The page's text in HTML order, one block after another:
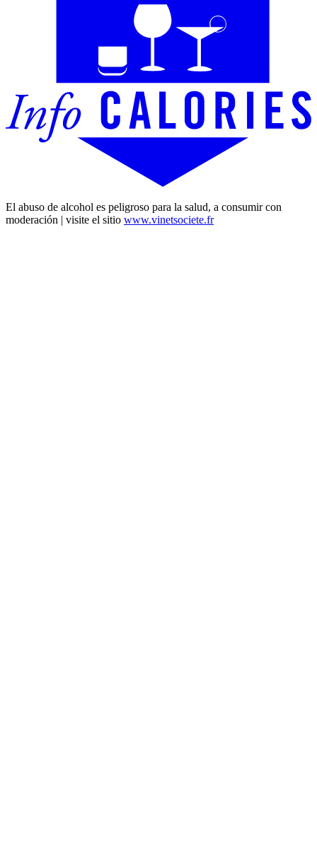
El abuso de alcohol es peligroso para la salud, a consumir con
moderación | visite el sitio www.vinetsociete.fr